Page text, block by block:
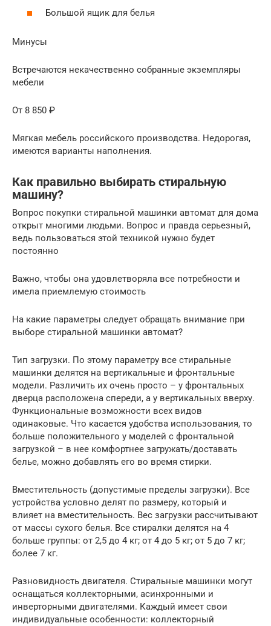
Большой ящик для белья
Минусы
Встречаются некачественно собранные экземпляры
мебели
От 8 850 ₽
Мягкая мебель российского производства. Недорогая,
имеются варианты наполнения.
Как правильно выбирать стиральную
машину?
Вопрос покупки стиральной машинки автомат для дома
открыт многими людьми. Вопрос и правда серьезный,
ведь пользоваться этой техникой нужно будет
постоянно
Важно, чтобы она удовлетворяла все потребности и
имела приемлемую стоимость
На какие параметры следует обращать внимание при
выборе стиральной машинки автомат?
Тип загрузки. По этому параметру все стиральные
машинки делятся на вертикальные и фронтальные
модели. Различить их очень просто – у фронтальных
дверца расположена спереди, а у вертикальных вверху.
Функциональные возможности всех видов
одинаковые. Что касается удобства использования, то
больше положительного у моделей с фронтальной
загрузкой – в нее комфортнее загружать/доставать
белье, можно добавлять его во время стирки.
Вместительность (допустимые пределы загрузки). Все
устройства условно делят по размеру, который и
влияет на вместительность. Вес загрузки рассчитывают
от массы сухого белья. Все стиралки делятся на 4
больше группы: от 2,5 до 4 кг; от 4 до 5 кг; от 5 до 7 кг;
более 7 кг.
Разновидность двигателя. Стиральные машинки могут
оснащаться коллекторными, асинхронными и
инверторными двигателями. Каждый имеет свои
индивидуальные особенности: коллекторный